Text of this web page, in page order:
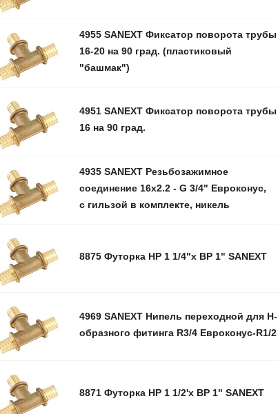
4955 SANEXT Фиксатор поворота трубы
16-20 на 90 град. (пластиковый
"башмак")
4951 SANEXT Фиксатор поворота трубы
16 на 90 град.
4935 SANEXT Резьбозажимное
соединение 16x2.2 - G 3/4" Евроконус,
c гильзой в комплекте, никель
8875 Футорка НР 1 1/4"х ВР 1" SANEXT
4969 SANEXT Нипель переходной для Н-
образного фитинга R3/4 Евроконус-R1/2
8871 Футорка НР 1 1/2'х ВР 1" SANEXT